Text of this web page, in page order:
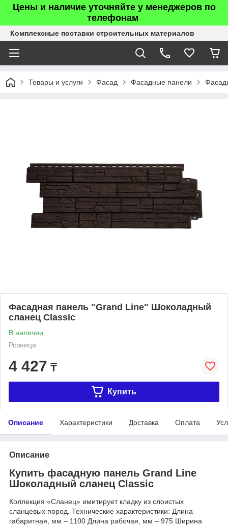
Цены и наличие уточняйте у менеджеров по
телефонам
Комплексные поставки строительных материалов
Товары и услуги Фасад Фасадные панели
Фасадная панель "Grand Line" Шоколадный
сланец Classic
В наличии
Розница
4 427 ₸
Купить
Описание Характеристики Доставка Оплата
Описание
Купить фасадную панель Grand Line
Шоколадный сланец Classic
Коллекция «Сланец» имитирует кладку из слоистых
сланцевых пород. Технические характеристики: Длина
габаритная, мм – 1100 Длина рабочая, мм – 975 Ширина